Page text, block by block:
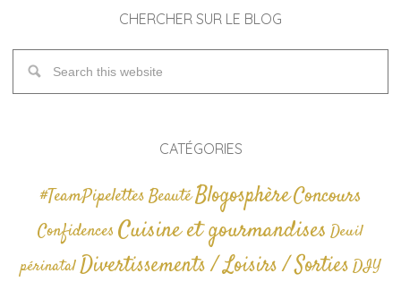
CHERCHER SUR LE BLOG
CATÉGORIES
#TeamPipelettesBeautéBlogosphèreConcours
Confidences Cuisine et gourmandises Deuil
périnatalDivertissements / Loisirs / SortiesDIY